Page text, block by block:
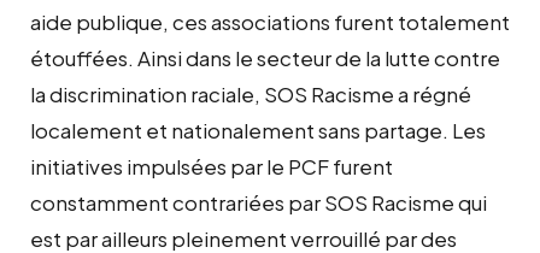
aide publique, ces associations furent totalement
étouffées. Ainsi dans le secteur de la lutte contre
la discrimination raciale, SOS Racisme a régné
localement et nationalement sans partage. Les
initiatives impulsées par le PCF furent
constamment contrariées par SOS Racismequi
est par ailleurs pleinement verrouillé par des